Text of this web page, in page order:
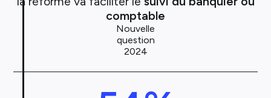
comptable
Nouvelle
question
2024